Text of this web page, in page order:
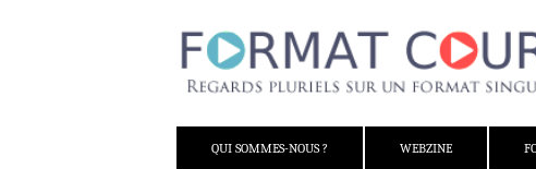
QUI SOMMES-NOUS ?
WEBZINE